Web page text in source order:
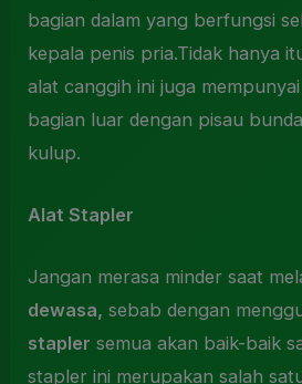
bagian dalam yang berfungsi
kepala penis pria.Tidak hanya
alat canggih ini juga
bagian luar dengan pisau
kulup.
Alat Stapler
Jangan merasa minder saat
dewasa, sebab dengan
stapler semua akan baik-baik
stapler ini merupakan salah